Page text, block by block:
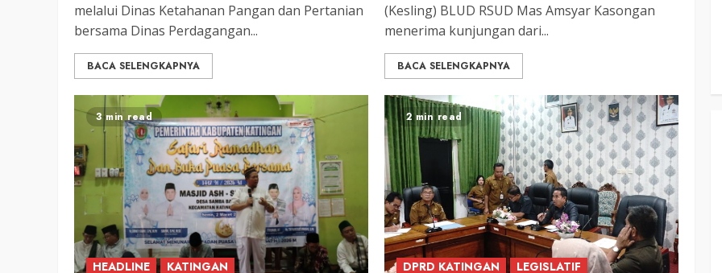
melalui Dinas Ketahanan Pangan dan Pertanian
bersama Dinas Perdagangan...
BACA SELENGKAPNYA
(Kesling) BLUD RSUD Mas Amsyar Kasongan
menerima kunjungan dari...
BACA SELENGKAPNYA
3 min read
HEADLINE KATINGAN
2 min read
DPRD KATINGAN LEGISLATIF